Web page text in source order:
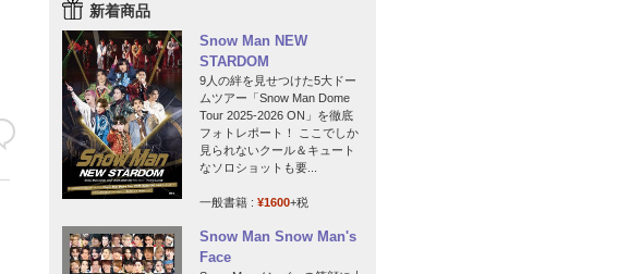
新着商品
Snow Man NEW
STARDOM
9人の絆を見せつけた5大ドー
ムツアー「Snow Man Dome
Tour 2025-2026 ON」を徹底
フォトレポート！ ここでしか
見られないクール＆キュート
なソロショットも要...
一般書籍 : ¥1600+税
Snow Man Snow Man's
Face